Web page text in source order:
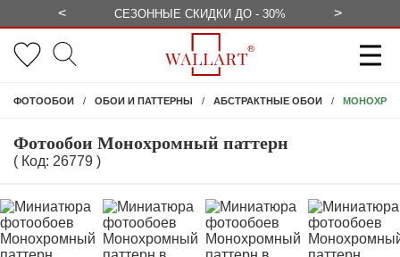
< СЕЗОННЫЕ СКИДКИ ДО - 30% >
ФОТООБОИ ОБОИ И ПАТТЕРНЫ АБСТРАКТНЫЕ ОБОИ
Фотообои Монохромный паттерн
( Код: 26779 )